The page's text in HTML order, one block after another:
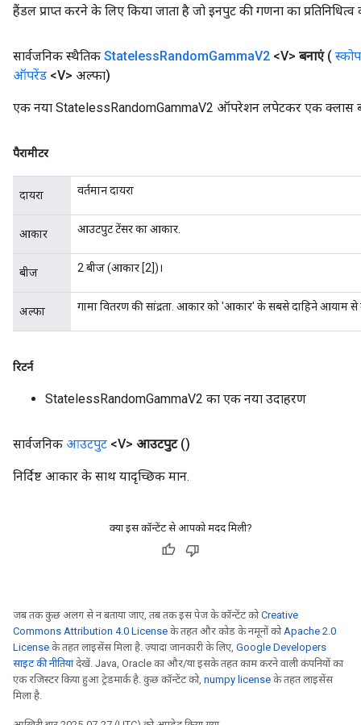
हैंडल प्राप्त करने के लिए किया जाता है जो इनपुट की गणना का प्रतिनिधित्व
सार्वजनिक स्थैतिक StatelessRandomGammaV2 <V> बनाएं ( स्कोप
ऑपरेंड <V> अल्फा)
एक नया StatelessRandomGammaV2 ऑपरेशन लपेटकर एक क्लास
पैरामीटर
दायरा वर्तमान दायरा
आकार आउटपुट टेंसर का आकार.
बीज 2 बीज (आकार [2])।
अल्फा गामा वितरण की सांद्रता. आकार को 'आकार' के सबसे दाहिने आयाम से
रिटर्न
StatelessRandomGammaV2 का एक नया उदाहरण
सार्वजनिक आउटपुट <V> आउटपुट ()
निर्दिष्ट आकार के साथ यादृच्छिक मान.
क्या इस कॉन्टेंट से आपको मदद मिली?
जब तक कुछ अलग से न बताया जाए, तब तक इस पेज के कॉन्टेंट कोCreative
Commons Attribution 4.0 License के तहत और कोड के नमूनों कोApache 2.0
License के तहत लाइसेंस मिला है. ज़्यादा जानकारी के लिए, Google Developers
साइट की नीतियांदेखें. Java, Oracle का और/या इसके तहत काम करने वाली कंपनियों का
एक रजिस्टर किया हुआ ट्रेडमार्क है. कुछ कॉन्टेंट को, numpy license के तहत लाइसेंस
मिला है.